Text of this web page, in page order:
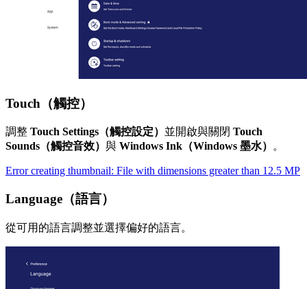
Touch（觸控）
調整 Touch Settings（觸控設定） 並開啟與關閉 Touch
Sounds（觸控音效） 與 Windows Ink（Windows 墨水） 。
Error creating thumbnail: File with dimensions greater than 12.5 MP
Language（語言）
從可用的語言調整並選擇偏好的語言。